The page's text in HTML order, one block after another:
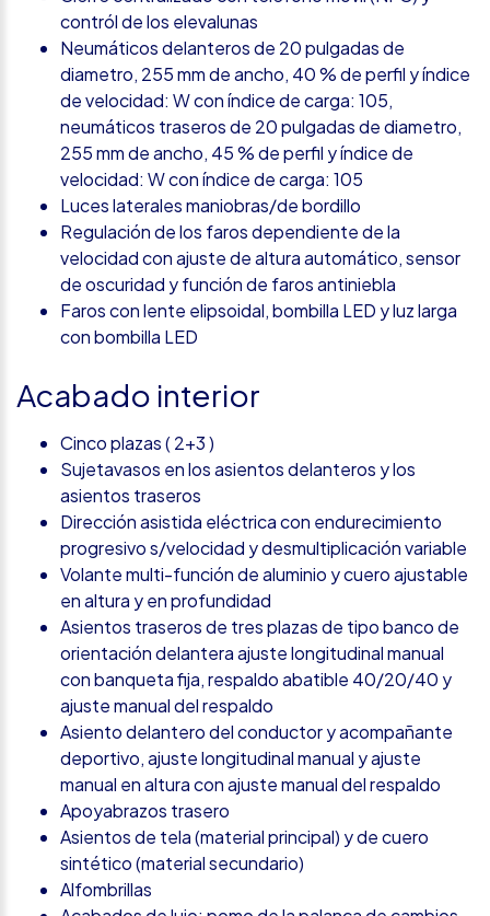
contról de los elevalunas
Neumáticos delanteros de 20 pulgadas de
diametro, 255 mm de ancho, 40 % de perfil y índice
de velocidad: W con índice de carga: 105,
neumáticos traseros de 20 pulgadas de diametro,
255 mm de ancho, 45 % de perfil y índice de
velocidad: W con índice de carga: 105
Luces laterales maniobras/de bordillo
Regulación de los faros dependiente de la
velocidad con ajuste de altura automático, sensor
de oscuridad y función de faros antiniebla
Faros con lente elipsoidal, bombilla LED y luz larga
con bombilla LED
Acabado interior
Cinco plazas ( 2+3 )
Sujetavasos en los asientos delanteros y los
asientos traseros
Dirección asistida eléctrica con endurecimiento
progresivo s/velocidad y desmultiplicación variable
Volante multi-función de aluminio y cuero ajustable
en altura y en profundidad
Asientos traseros de tres plazas de tipo banco de
orientación delantera ajuste longitudinal manual
con banqueta fija, respaldo abatible 40/20/40 y
ajuste manual del respaldo
Asiento delantero del conductor y acompañante
deportivo, ajuste longitudinal manual y ajuste
manual en altura con ajuste manual del respaldo
Apoyabrazos trasero
Asientos de tela (material principal) y de cuero
sintético (material secundario)
Alfombrillas